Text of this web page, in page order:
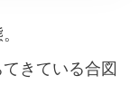
きている合図